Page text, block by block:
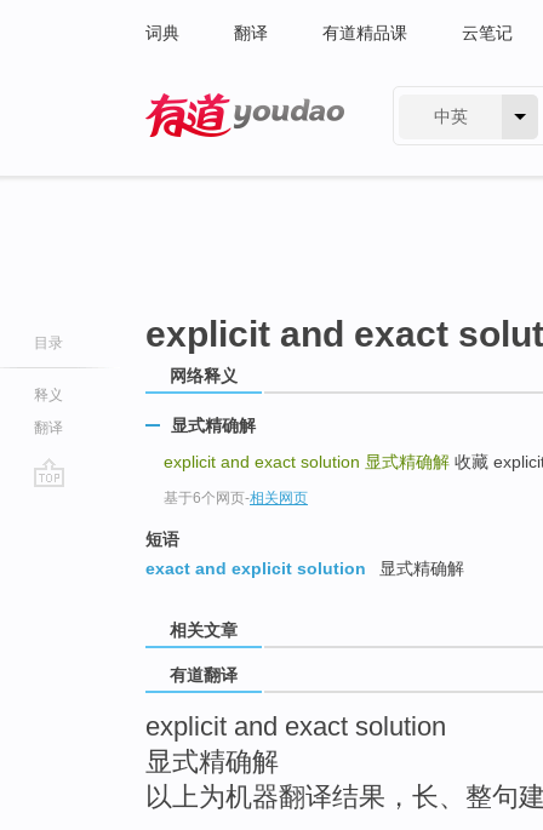
词典 翻译 有道精品课 云笔记
中英
目录
释义
翻译
explicit and exact
网络释义
显式精确解
explicit and exact solution 显式精确解 收藏
基于6个网页-相关网页
短语
exact and explicit solution
显式精确解
相关文章
有道翻译
explicit and exact solution
显式精确解
以上为机器翻译结果，长、整句